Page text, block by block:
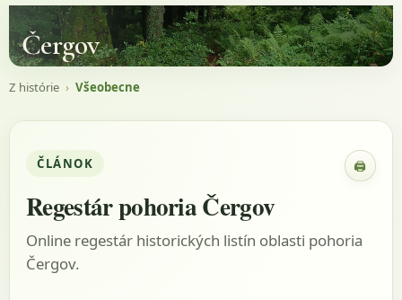
Čergov
Z histórie › Všeobecne
ČLÁNOK 🖨
Regestár pohoria Čergov
Online regestár historických listín oblasti pohoria
Čergov.